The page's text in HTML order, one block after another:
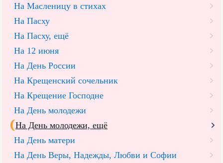
На Масленицу в стихах
На Пасху
На Пасху, ещё
На 12 июня
На День России
На Крещенский сочельник
На Крещение Господне
На День молодежи
На День молодежи, ещё
На День матери
На День Веры, Надежды, Любви и Софии